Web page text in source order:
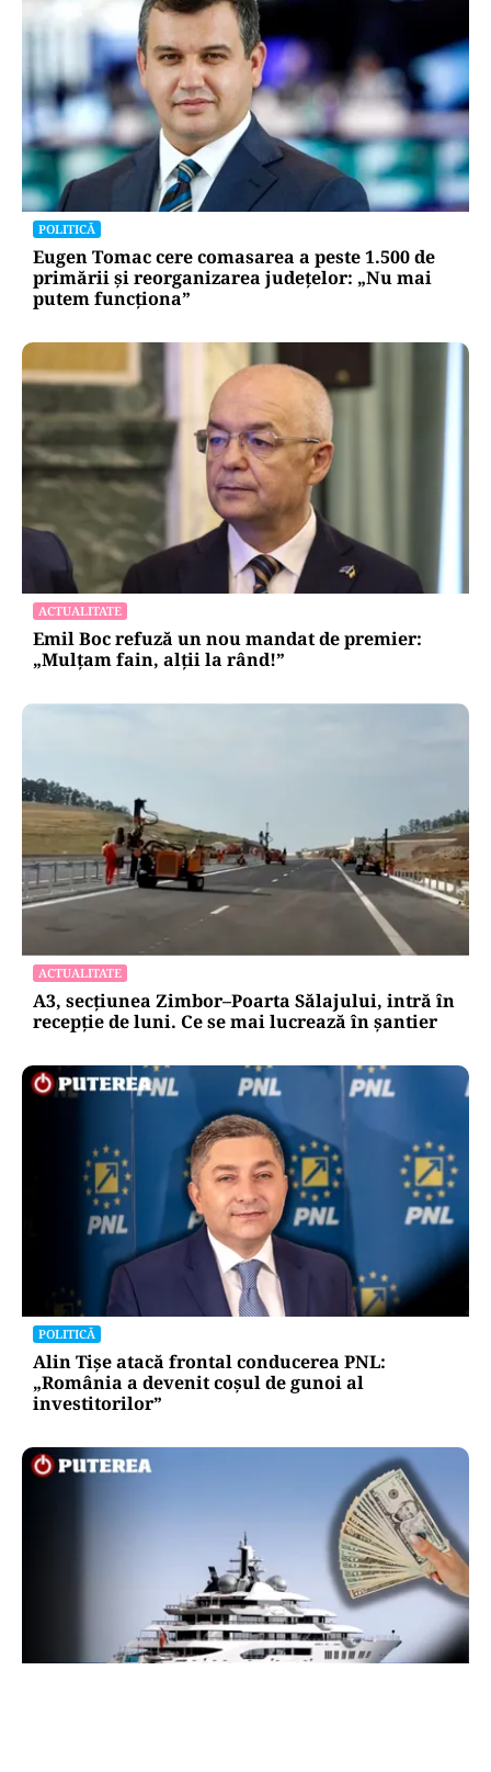
POLITICĂ
Eugen Tomac cere comasarea a peste 1.500 de
primării și reorganizarea județelor: „Nu mai
putem funcționa”
ACTUALITATE
Emil Boc refuză un nou mandat de premier:
„Mulțam fain, alții la rând!”
ACTUALITATE
A3, secțiunea Zimbor–Poarta Sălajului, intră în
recepție de luni. Ce se mai lucrează în șantier
POLITICĂ
Alin Tișe atacă frontal conducerea PNL:
„România a devenit coșul de gunoi al
investitorilor”